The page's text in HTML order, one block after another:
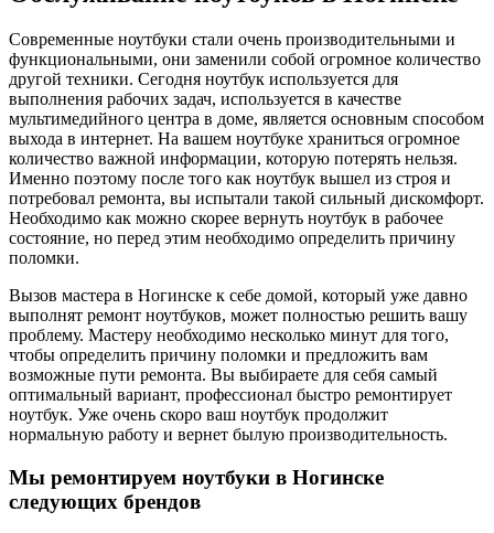
Современные ноутбуки стали очень производительными и
функциональными, они заменили собой огромное количество
другой техники. Сегодня ноутбук используется для
выполнения рабочих задач, используется в качестве
мультимедийного центра в доме, является основным способом
выхода в интернет. На вашем ноутбуке храниться огромное
количество важной информации, которую потерять нельзя.
Именно поэтому после того как ноутбук вышел из строя и
потребовал ремонта, вы испытали такой сильный дискомфорт.
Необходимо как можно скорее вернуть ноутбук в рабочее
состояние, но перед этим необходимо определить причину
поломки.
Вызов мастера в Ногинске к себе домой, который уже давно
выполнят ремонт ноутбуков, может полностью решить вашу
проблему. Мастеру необходимо несколько минут для того,
чтобы определить причину поломки и предложить вам
возможные пути ремонта. Вы выбираете для себя самый
оптимальный вариант, профессионал быстро ремонтирует
ноутбук. Уже очень скоро ваш ноутбук продолжит
нормальную работу и вернет былую производительность.
Мы ремонтируем ноутбуки в Ногинске
следующих брендов